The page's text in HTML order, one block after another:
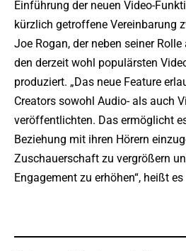
Einführung der neuen Video-
kürzlich getroffene Vereinbarung
Joe Rogan, der neben seiner
den derzeit wohl populärsten
produziert. „Das neue Feature
Creators sowohl Audio- als auch
veröffentlichten. Das ermöglicht
Beziehung mit ihren Hörern
Zuschauerschaft zu vergrößern
Engagement zu erhöhen“, heißt